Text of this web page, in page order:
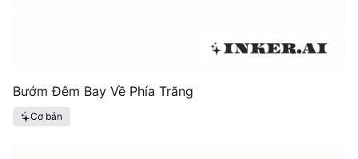
Bướm Đêm Bay Về Phía Trăng
Cơ bản